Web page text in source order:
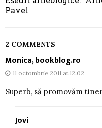
Pavel
2 COMMENTS
Monica, bookblog.ro
11 octombrie 2011 at 12:02
Superb, să promovăm
Jovi